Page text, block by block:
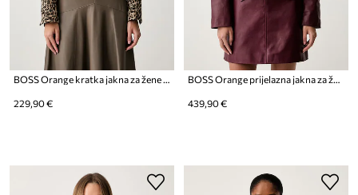
BOSS Orange kratka jakna za žene s pamukom C_Janima
229,90 €
BOSS Orange prijelazna jakna za žene od kože C_Sakara
439,90 €